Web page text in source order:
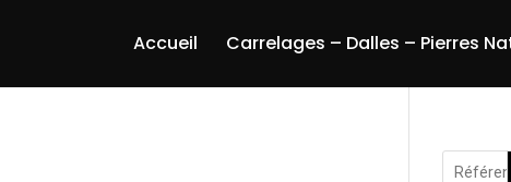
Accueil Carrelages – Dalles – Pierres